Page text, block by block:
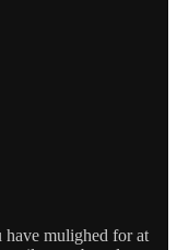
mulighed for at